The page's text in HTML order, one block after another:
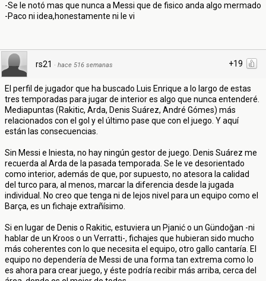
-Se le notó mas que nunca a Messi que de fisico anda algo mermado
-Paco ni idea,honestamente ni le vi
+19
rs21 · hace 516 semanas
El perfil de jugador que ha buscado Luis Enrique a lo largo de estas
tres temporadas para jugar de interior es algo que nunca entenderé.
Mediapuntas (Rakitic, Arda, Denis Suárez, André Gómes) más
relacionados con el gol y el último pase que con el juego. Y aquí
están las consecuencias.
Sin Messi e Iniesta, no hay ningún gestor de juego. Denis Suárez me
recuerda al Arda de la pasada temporada. Se le ve desorientado
como interior, además de que, por supuesto, no atesora la calidad
del turco para, al menos, marcar la diferencia desde la jugada
individual. No creo que tenga ni de lejos nivel para un equipo como el
Barça, es un fichaje extrañísimo.
Si en lugar de Denis o Rakitic, estuviera un Pjanić o un Gündoğan -ni
hablar de un Kroos o un Verratti-, fichajes que hubieran sido mucho
más coherentes con lo que necesita el equipo, otro gallo cantaría. El
equipo no dependería de Messi de una forma tan extrema como lo
es ahora para crear juego, y éste podría recibir más arriba, cerca del